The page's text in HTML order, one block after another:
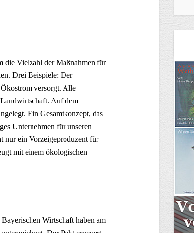
die Vielzahl der Maßnahmen für
Drei Beispiele: Der
versorgt. Alle
Landwirtschaft. Auf dem
Ein Gesamtkonzept, das
Unternehmen für unseren
nur ein Vorzeigeproduzent für
mit einem ökologischen
Wirtschaft haben am